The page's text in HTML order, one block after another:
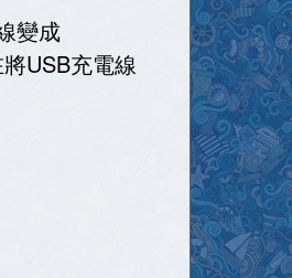
變成
USB充電線